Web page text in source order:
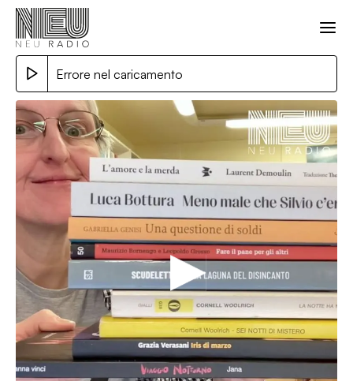
Errore nel caricamento